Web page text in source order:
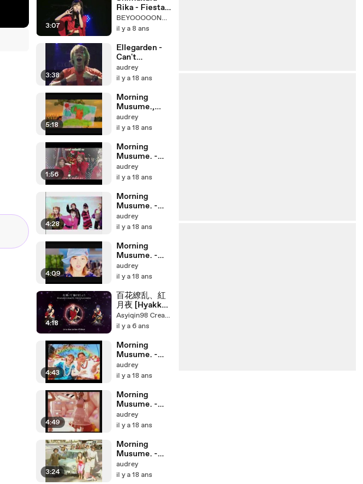
3:07
Rika - Fiesta!
Fiesta!
BEYOOOOONDS
il y a 8 ans
3:38
Ellegarden -
Can't
Remember
How We Used
audrey
il y a 18 ans
5:18
Morning
Musume.,
Hello! Project
Kids -
audrey
il y a 18 ans
1:56
Morning
Musume. -
White
Christmas
audrey
il y a 18 ans
4:28
Morning
Musume. -
Koi wa Hassou
Do The
audrey
il y a 18 ans
4:09
Morning
Musume. -
HEY! Mirai
audrey
il y a 18 ans
4:18
百花繚乱、紅
月夜 [Hyakka
Ryouran,
Akatsukiyo] -
(lyrics)
Asyiqin98 Creator
il y a 6 ans
4:43
Morning
Musume. -
Hawaiian de
Kiku Single
audrey
il y a 18 ans
4:49
Morning
Musume. -
DANCE suru
no da!
audrey
il y a 18 ans
3:24
Morning
Musume. -
Aisha Loan De
audrey
il y a 18 ans